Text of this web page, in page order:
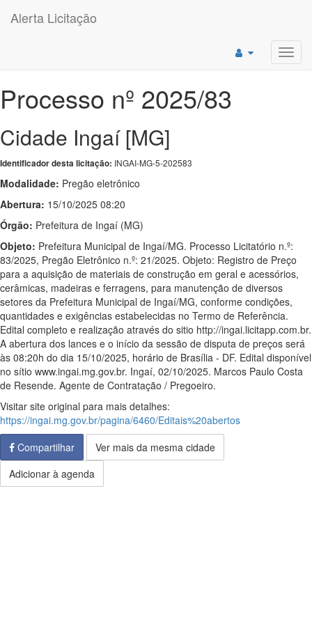
Alerta Licitação
Processo nº 2025/83
Cidade Ingaí [MG]
Identificador desta licitação: INGAI-MG-5-202583
Modalidade: Pregão eletrônico
Abertura: 15/10/2025 08:20
Órgão: Prefeitura de Ingaí (MG)
Objeto: Prefeitura Municipal de Ingaí/MG. Processo Licitatório n.º:
83/2025, Pregão Eletrônico n.º: 21/2025. Objeto: Registro de Preço
para a aquisição de materiais de construção em geral e acessórios,
cerâmicas, madeiras e ferragens, para manutenção de diversos
setores da Prefeitura Municipal de Ingaí/MG, conforme condições,
quantidades e exigências estabelecidas no Termo de Referência.
Edital completo e realização através do sitio http://ingai.licitapp.com.br.
A abertura dos lances e o início da sessão de disputa de preços será
às 08:20h do dia 15/10/2025, horário de Brasília - DF. Edital disponível
no sítio www.ingai.mg.gov.br. Ingaí, 02/10/2025. Marcos Paulo Costa
de Resende. Agente de Contratação / Pregoeiro.
Visitar site original para mais detalhes:
https://ingai.mg.gov.br/pagina/6460/Editais%20abertos
Compartilhar
Ver mais da mesma cidade
Adicionar à agenda